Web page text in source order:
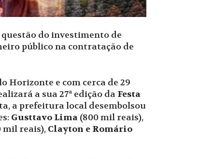
do investimento de
público na contratação de
Horizonte e com cerca de 29
a sua 27ª edição da Festa
a prefeitura local desembolsou
Gusttavo Lima (800 mil reais),
mil reais), Clayton e Romário